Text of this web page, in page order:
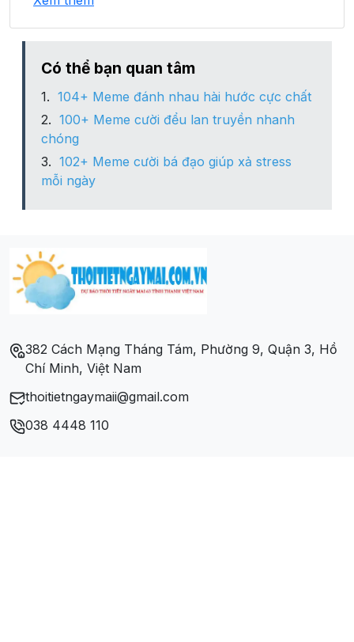
Xã Qui Hướng
Xã Tà Lai
Xã Tân Hợp
Có thể bạn quan tâm
104+ Meme đánh nhau hài hước cực chất
100+ Meme cười đểu lan truyền nhanh
chóng
102+ Meme cười bá đạo giúp xả stress
mỗi ngày
382 Cách Mạng Tháng Tám, Phường 9, Quận 3, Hồ
Chí Minh, Việt Nam
thoitietngaymaii@gmail.com
038 4448 110